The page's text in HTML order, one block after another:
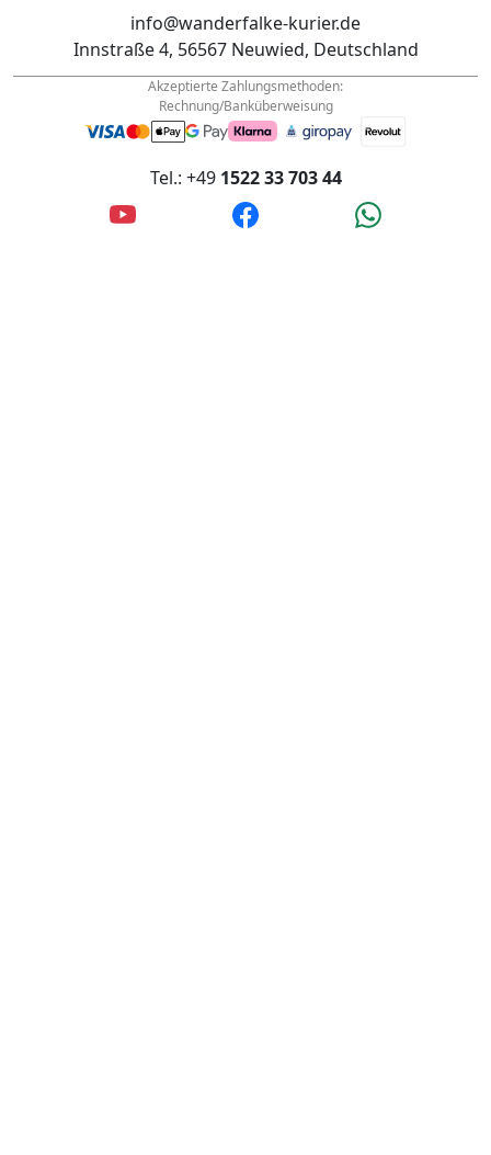
Akzeptierte Zahlungsmethoden:
Rechnung/Banküberweisung
Tel.: +491522 33 703 44